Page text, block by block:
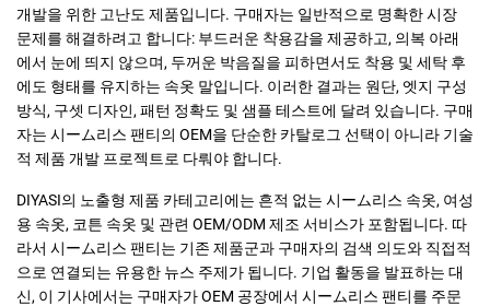
개발을 위한 고난도 제품입니다. 구매자는 일반적으로 명확한 시장
문제를 해결하려고 합니다: 부드러운 착용감을 제공하고, 의복 아래
에서 눈에 띄지 않으며, 두꺼운 박음질을 피하면서도 착용 및 세탁 후
에도 형태를 유지하는 속옷 말입니다. 이러한 결과는 원단, 엣지 구성
방식, 구셋 디자인, 패턴 정확도 및 샘플 테스트에 달려 있습니다. 구매
자는 시ーム리스 팬티의 OEM을 단순한 카탈로그 선택이 아니라 기술
적 제품 개발 프로젝트로 다뤄야 합니다.
DIYASI의 노출형 제품 카테고리에는 흔적 없는 시ーム리스 속옷, 여성
용 속옷, 코튼 속옷 및 관련 OEM/ODM 제조 서비스가 포함됩니다. 따
라서 시ーム리스 팬티는 기존 제품군과 구매자의 검색 의도와 직접적
으로 연결되는 유용한 뉴스 주제가 됩니다. 기업 활동을 발표하는 대
신, 이 기사에서는 구매자가 OEM 공장에서 시ーム리스 팬티를 주문